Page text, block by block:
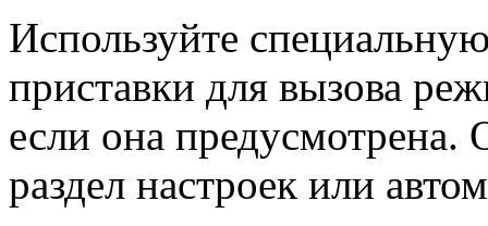
Используйте
приставки для вызова
если она предусмотрена.
раздел настроек или